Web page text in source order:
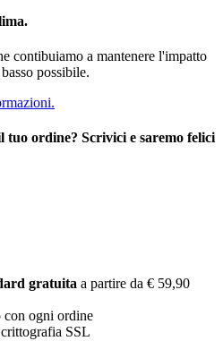
contibuiamo a mantenere l'impatto
possibile.
ordine? Scrivici e saremo felici
gratuita a partire da € 59,90
con ogni ordine
SSL